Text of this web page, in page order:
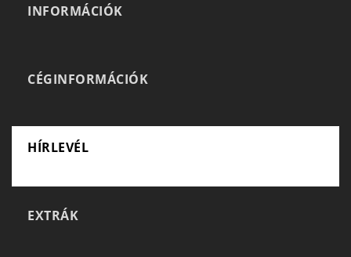
INFORMÁCIÓK
CÉGINFORMÁCIÓK
HÍRLEVÉL
EXTRÁK